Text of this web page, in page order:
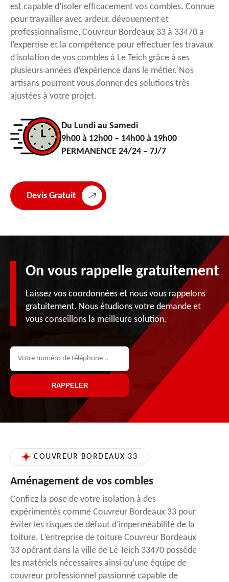
est capable d’isoler efficacement vos combles. Connue
pour travailler avec ardeur, dévouement et
professionnalisme, Couvreur Bordeaux 33 à 33470 a
l’expertise et la compétence pour effectuer les travaux
d’isolation de vos combles à Le Teich grâce à ses
plusieurs années d’expérience dans le métier. Nos
artisans pourront vous donner des solutions très
ajustées à votre projet.
Du Lundi au Samedi
9h00 à 12h00 – 14h00 à 19h00
PERMANENCE 24/24 – 7J/7
Devis Gratuit
On vous rappelle gratuitement
Laissez vos coordonnées et nous vous rappelons
gratuitement. Nous étudions votre demande et
vous conseillons la meilleure solution.
COUVREUR BORDEAUX 33
Aménagement de vos combles
Confiez la pose de votre isolation à des
expérimentés comme Couvreur Bordeaux 33 pour
éviter les risques de défaut d’imperméabilité de la
toiture. L’entreprise de toiture Couvreur Bordeaux
33 opérant dans la ville de Le Teich 33470 possède
les matériels nécessaires ainsi qu’une équipe de
couvreur professionnel passionné capable de